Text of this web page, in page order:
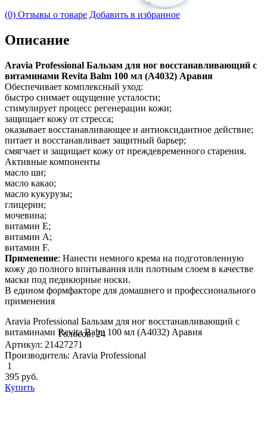
(0) Отзывы о товаре Добавить в избранное
Описание
Aravia Professional Бальзам для ног восстанавливающий с
витаминами Revita Balm 100 мл (А4032) Аравия
Обеспечивает комплексный уход:
быстро снимает ощущение усталости;
стимулирует процесс регенерации кожи;
защищает кожу от стресса;
оказывает восстанавливающее и антиоксидантное действие;
питает и восстанавливает защитный барьер;
смягчает и защищает кожу от преждевременного старения.
Активные компоненты
масло ши;
масло какао;
масло кукурузы;
глицерин;
мочевина;
витамин Е;
витамин А;
витамин F.
Применение: Нанести немного крема на подготовленную
кожу до полного впитывания или плотным слоем в качестве
маски под педикюрные носки.
В едином формфакторе для домашнего и профессионального
применения
Aravia Professional Бальзам для ног восстанавливающий с
витаминами Revita Balm 100 мл (А4032) Аравия
Голосов: 24
Артикул: 21427271
Производитель: Aravia Professional
1
395 руб.
Купить